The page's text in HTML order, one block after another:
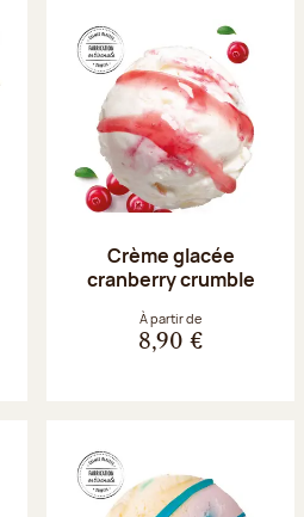
Crème glacée
cranberry crumble
À partir de
8,90 €